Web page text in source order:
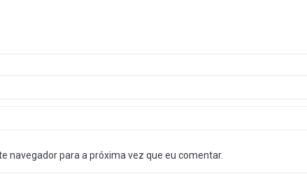
navegador para a próxima vez que eu comentar.